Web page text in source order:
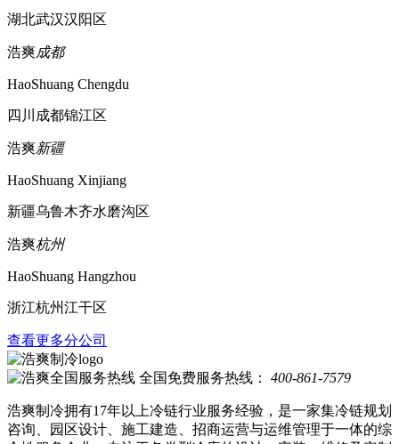
湖北武汉汉阳区
浩爽成都
HaoShuang Chengdu
四川成都锦江区
浩爽新疆
HaoShuang Xinjiang
新疆乌鲁木齐水磨沟区
浩爽杭州
HaoShuang Hangzhou
浙江杭州江干区
查看更多分公司
全国免费服务热线： 400-861-7579
浩爽制冷拥有17年以上冷链行业服务经验，是一家集冷链规划
咨询、园区设计、施工建造、招商运营与运维管理于一体的综